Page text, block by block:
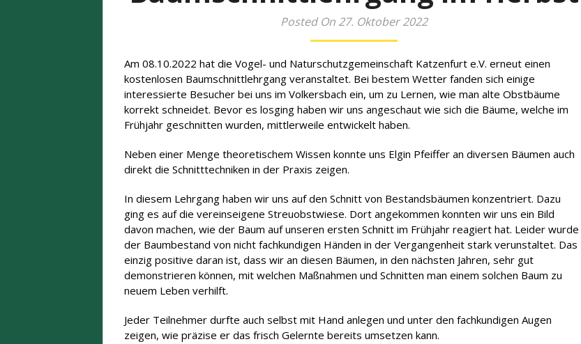
Posted On 27. Oktober 2022
Am 08.10.2022 hat die Vogel- und Naturschutzgemeinschaft Katzenfurt e.V. erneut einen
kostenlosen Baumschnittlehrgang veranstaltet. Bei bestem Wetter fanden sich einige
interessierte Besucher bei uns im Volkersbach ein, um zu Lernen, wie man alte Obstbäume
korrekt schneidet. Bevor es losging haben wir uns angeschaut wie sich die Bäume, welche im
Frühjahr geschnitten wurden, mittlerweile entwickelt haben.
Neben einer Menge theoretischem Wissen konnte uns Elgin Pfeiffer an diversen Bäumen auch
direkt die Schnitttechniken in der Praxis zeigen.
In diesem Lehrgang haben wir uns auf den Schnitt von Bestandsbäumen konzentriert. Dazu
ging es auf die vereinseigene Streuobstwiese. Dort angekommen konnten wir uns ein Bild
davon machen, wie der Baum auf unseren ersten Schnitt im Frühjahr reagiert hat. Leider wurde
der Baumbestand von nicht fachkundigen Händen in der Vergangenheit stark verunstaltet. Das
einzig positive daran ist, dass wir an diesen Bäumen, in den nächsten Jahren, sehr gut
demonstrieren können, mit welchen Maßnahmen und Schnitten man einem solchen Baum zu
neuem Leben verhilft.
Jeder Teilnehmer durfte auch selbst mit Hand anlegen und unter den fachkundigen Augen
zeigen, wie präzise er das frisch Gelernte bereits umsetzen kann.